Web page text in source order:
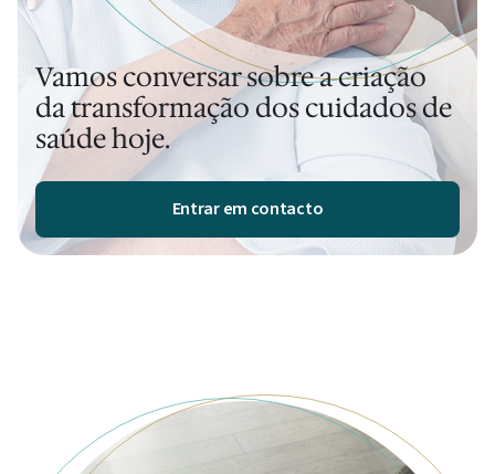
Vamos conversar sobre a criação
da transformação dos cuidados de
saúde hoje.
Entrar em contacto